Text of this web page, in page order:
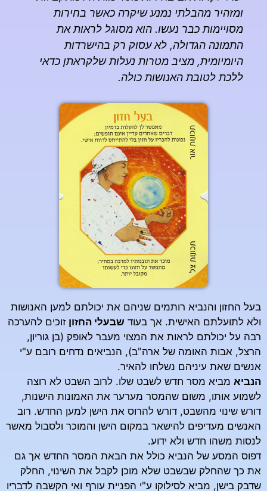
ומזהיר מהבלתי נמנע שיקרה כאשר בחירות
מסויימות כבר נעשו. הוא מסוגל לראות את
התמונה הגדולה, לא עסוק רק בהישרדות
היומיומית, מציב מטרות נעלות שלקראתן כדאי
ללכת לטובת האנושות כולה.
בעל החזון והנביא רותמים שניהם את יכולתם למען האנושות
ולא לתועלתם האישית. אך בעוד שבעלי החזון זוכים להערכה
רבה על יכולתם לראות את המצוי מעבר לאופק (בן גוריון,
הרצל, אבות האומה של ארה"ב), הנביאים נדחים רובם ע"י
אנשים שאת עיניהם נשלחו להאיר.
הנביא מביא מסר חדש לשבט שלו. לרוב השבט לא רוצה
לשמוע אותו, משום שהמסר מערער את האמונות הישנות,
דורש שינוי מהשבט, דורש להרוס את הישן למען החדש. רוב
האנשים מעדיפים להישאר במקום הישן והמוכר ולסבול מאשר
לנסות משהו חדש ולא ידוע.
דפוס המסע של הנביא כולל את הבאת המסר החדש אך גם
את כך שהחלק שבשבט שלא מוכן לקבל את השינוי, החלק
שדבק בישן, מביא לסילוקו ע"י הפניית עורף ואי הקשבה לדבריו